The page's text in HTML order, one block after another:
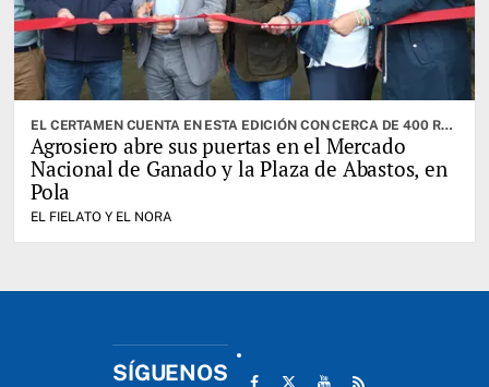
EL CERTAMEN CUENTA EN ESTA EDICIÓN CON CERCA DE 400 RESES. CABRANES ES EL CONCEJO INVITADO
Agrosiero abre sus puertas en el Mercado
Nacional de Ganado y la Plaza de Abastos, en
Pola
EL FIELATO Y EL NORA
SÍGUENOS